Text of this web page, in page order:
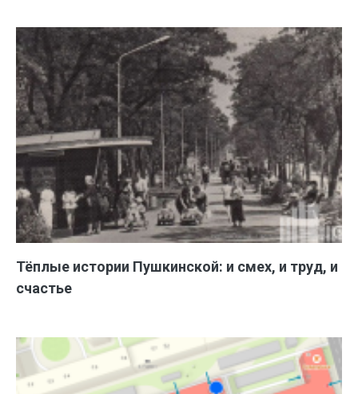
Тёплые истории Пушкинской: и смех, и труд, и
счастье